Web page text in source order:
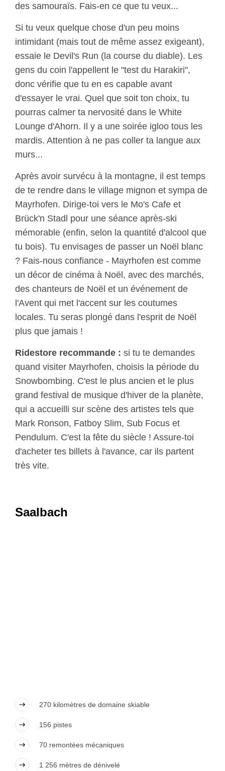
des samouraïs. Fais-en ce que tu veux...
Si tu veux quelque chose d'un peu moins
intimidant (mais tout de même assez exigeant),
essaie le Devil's Run (la course du diable). Les
gens du coin l'appellent le "test du Harakiri",
donc vérifie que tu en es capable avant
d'essayer le vrai. Quel que soit ton choix, tu
pourras calmer ta nervosité dans le White
Lounge d'Ahorn. Il y a une soirée igloo tous les
mardis. Attention à ne pas coller ta langue aux
murs...
Après avoir survécu à la montagne, il est temps
de te rendre dans le village mignon et sympa de
Mayrhofen. Dirige-toi vers le Mo's Cafe et
Brück'n Stadl pour une séance après-ski
mémorable (enfin, selon la quantité d'alcool que
tu bois). Tu envisages de passer un Noël blanc
? Fais-nous confiance - Mayrhofen est comme
un décor de cinéma à Noël, avec des marchés,
des chanteurs de Noël et un événement de
l'Avent qui met l'accent sur les coutumes
locales. Tu seras plongé dans l'esprit de Noël
plus que jamais !
Ridestore recommande : si tu te demandes
quand visiter Mayrhofen, choisis la période du
Snowbombing. C'est le plus ancien et le plus
grand festival de musique d'hiver de la planète,
qui a accueilli sur scène des artistes tels que
Mark Ronson, Fatboy Slim, Sub Focus et
Pendulum. C'est la fête du siècle ! Assure-toi
d'acheter tes billets à l'avance, car ils partent
très vite.
Saalbach
270 kilomètres de domaine skiable
156 pistes
70 remontées mécaniques
1 256 mètres de dénivelé